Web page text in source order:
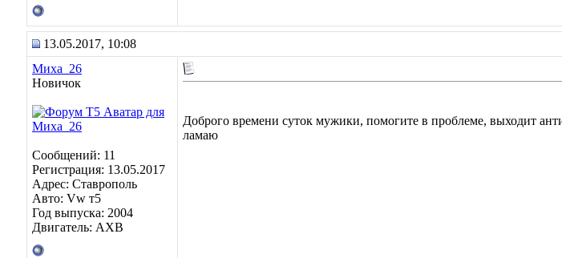
13.05.2017, 10:08
Миха_26
Новичок
Сообщений: 11
Регистрация: 13.05.2017
Адрес: Ставрополь
Авто: Vw т5
Год выпуска: 2004
Двигатель: АXB
Доброго времени суток мужики, помогите в проблеме, выходит
ламаю